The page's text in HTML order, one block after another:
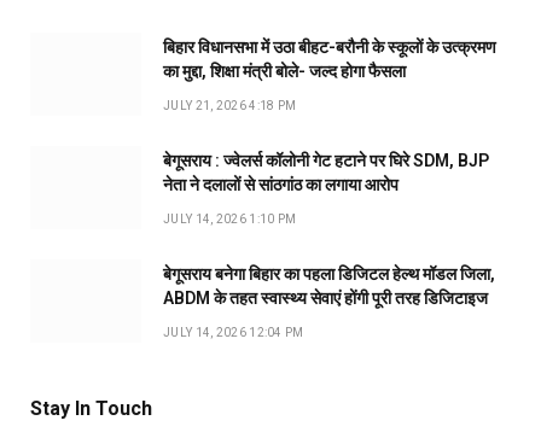
बिहार विधानसभा में उठा बीहट-बरौनी के स्कूलों के उत्क्रमण
का मुद्दा, शिक्षा मंत्री बोले- जल्द होगा फैसला
JULY 21, 2026 4:18 PM
बेगूसराय : ज्वेलर्स कॉलोनी गेट हटाने पर घिरे SDM, BJP
नेता ने दलालों से सांठगांठ का लगाया आरोप
JULY 14, 2026 1:10 PM
बेगूसराय बनेगा बिहार का पहला डिजिटल हेल्थ मॉडल जिला,
ABDM के तहत स्वास्थ्य सेवाएं होंगी पूरी तरह डिजिटाइज
JULY 14, 2026 12:04 PM
Stay In Touch